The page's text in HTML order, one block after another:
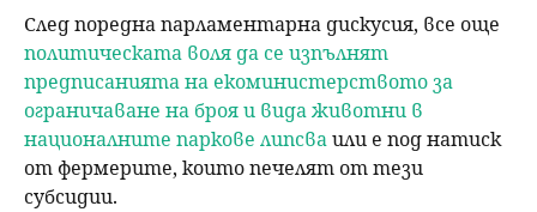
След поредна парламентарна дискусия, все още
политическата воля да се изпълнят
предписанията на екоминистерството за
ограничаване на броя и вида животни в
националните паркове липсваили е под натиск
от фермерите, които печелят от тези
субсидии.